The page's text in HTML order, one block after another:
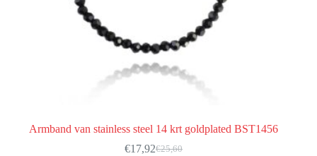
Armband van stainless steel 14 krt goldplated BST1456
€25,60
€17,92